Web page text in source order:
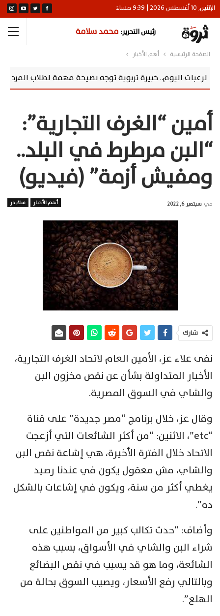
الإثنين, 10 أغسطس 2026 | 9:39 مساءً
رئيس التحرير: محمد سلامة
الصفحة الرئيسية أهم الأخبار
خبيرة تربوية توجه نصيحة مهمة لطلاب المرحلة الأولى
أمين “الغرف التجارية”:
“البن مرطرط في البلد..
ومفيش أزمة” (فيديو)
أهم الأخبار سلايدر في سبتمبر 6, 2022
شارك
نفى علاء عز، الأمين العام لاتحاد الغرف التجارية،
الأخبار المتداولة بشأن عن نقص مخزون البن
والشاي في السوق المصرية.
وقال عز، خلال برنامج “مصر جديدة” على قناة
“etc”، الاثنين: “من أكثر الشائعات التي أزعجت
الاتحاد خلال الفترة الأخيرة، هي إشاعة نقص البن
والشاي، مش معقول يكون في عندنا رصيد
يغطي أكثر من سنة، ويكون في إشاعات بالشكل
ده”.
وأضاف: “حدث تكالب كبير من المواطنين على
شراء البن والشاي في الأسواق، بسبب هذه
الشائعة، وما هو قد يسبب في نقص البضائع
وبالتالي رفع الأسعار، ويصيب السوق بحالة من
الهلع”.